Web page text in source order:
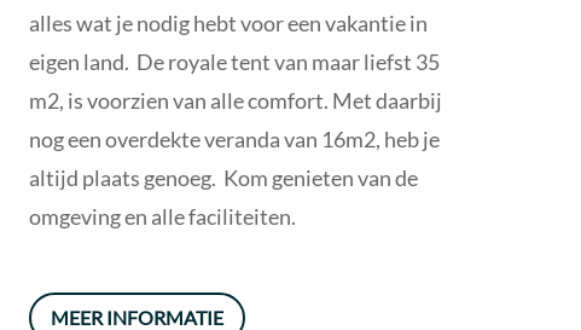
alles wat je nodig hebt voor een vakantie in
eigen land. De royale tent van maar liefst 35
m2, is voorzien van alle comfort. Met daarbij
nog een overdekte veranda van 16m2, heb je
altijd plaats genoeg. Kom genieten van de
omgeving en alle faciliteiten.
MEER INFORMATIE